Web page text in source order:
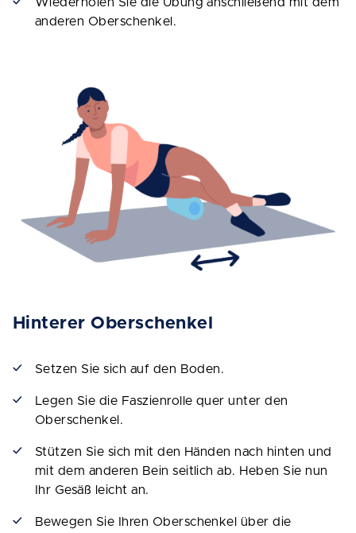
Wiederholen Sie die Übung anschließend mit dem
anderen Oberschenkel.
Hinterer Oberschenkel
Setzen Sie sich auf den Boden.
Legen Sie die Faszienrolle quer unter den
Oberschenkel.
Stützen Sie sich mit den Händen nach hinten und
mit dem anderen Bein seitlich ab. Heben Sie nun
Ihr Gesäß leicht an.
Bewegen Sie Ihren Oberschenkel über die